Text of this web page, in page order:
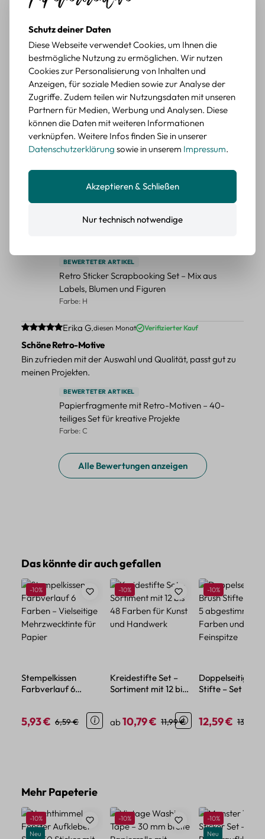
Retro Briefmarken Sticker Set – 45 Papier-
Sticker mit Wald- und Tiermotiven
Durchschnittliche Bewertung von 5 von 5 Sternen
Erika G.diesen Monat Verifizierter Kauf
Schöne Motive
Die Sticker passen gut zu meinen Büchern, würde sie
wieder kaufen.
BEWERTETER ARTIKEL
Retro Blumen Sticker Set – 45 Stück mit 15
Farbe: F
BEWERTETER ARTIKEL
Retro Sticker Scrapbooking Set – Mix aus
Labels, Blumen und Figuren
Farbe: H
Durchschnittliche Bewertung von 5 von 5 Sternen
Erika G.diesen Monat Verifizierter Kauf
Schöne Retro-Motive
Bin zufrieden mit der Auswahl und Qualität, passt gut zu
meinen Projekten.
BEWERTETER ARTIKEL
Papierfragmente mit Retro-Motiven – 40-
teiliges Set für kreative Projekte
Farbe: C
Alle Bewertungen anzeigen
Produktgalerie überspringen
Das könnte dir auch gefallen
Rabatt
-10%
Stempelkissen
Farbverlauf 6
Mehrzwecktinte für
Papier
Verkaufspreis:
5,93 € Regulärer Preis:
6,59 €
Rabatt
-10%
Kreidestifte Set –
Sortiment mit 12 bis
Verkaufspreis:
ab10,79 € Regulärer Preis:
11,99 €
Rabatt
-10%
Doppelseitige
Stifte – Set mit 5
Feinspitze
Verkaufspreis:
12,59 € 13,99 €
Produktgalerie überspringen
Mehr Papeterie
Rabatt
-10%
Neu
Rabatt
-10% Rabatt
-10%
Neu
Schutz deiner Daten
Diese Webseite verwendet Cookies, um Ihnen die
bestmögliche Nutzung zu ermöglichen. Wir nutzen
Cookies zur Personalisierung von Inhalten und
Anzeigen, für soziale Medien sowie zur Analyse der
Zugriffe. Zudem teilen wir Nutzungsdaten mit unseren
Partnern für Medien, Werbung und Analysen. Diese
können die Daten mit weiteren Informationen
verknüpfen. Weitere Infos finden Sie in unserer
Datenschutzerklärung sowie in unserem Impressum.
Nur technisch notwendige
Akzeptieren & Schließen